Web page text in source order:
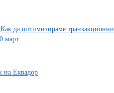
да оптимизираме
март
на Еквадор